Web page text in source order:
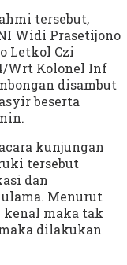
tersebut,
Widi Prasetijono
Letkol Czi
Wrt Kolonel Inf
disambut
beserta
kunjungan
tersebut
dan
Menurut
kenal maka tak
dilakukan